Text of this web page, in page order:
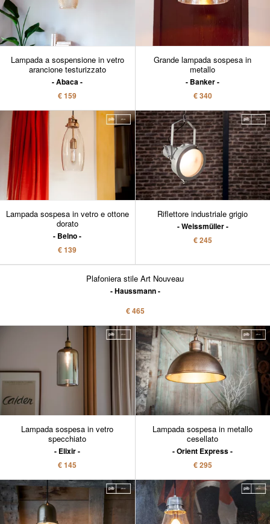
Lampada a sospensione in vetro
arancione testurizzato
Abaca
€ 159
Grande lampada sospesa in
metallo
Banker
€ 340
Lampada sospesa in vetro e ottone
dorato
Belno
€ 139
Plafoniera stile Art Nouveau
Haussmann
€ 465
Riflettore industriale grigio
Weissmüller
€ 245
Lampada sospesa in vetro
specchiato
Elixir
€ 145
Lampada sospesa in metallo
cesellato
Orient Express
€ 295